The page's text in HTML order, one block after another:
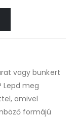
vagy bunkert
Lepd meg
amivel
formájú